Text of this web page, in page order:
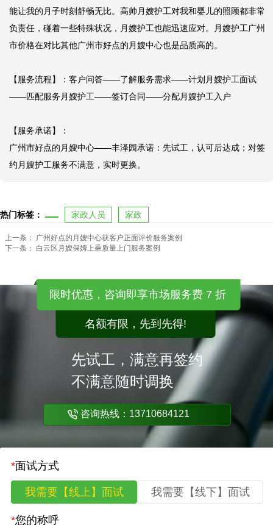
能让我的月子时刻舒畅无比。高帅月嫂护工对我和婴儿的照顾都非常
负责任，碰着一些特殊状况，月嫂护工也能迅速应对。月嫂护工广州
市价格在对比其他广州市好点的月嫂中心也是品质高的。
【服务流程】：客户问答——了解服务需求——计划月嫂护工面试
——匹配服务月嫂护工——签订合同——分配月嫂护工入户
【服务承诺】：
广州市好点的月嫂中心——丰泽园承诺：先试工，认可后达成；对签
约月嫂护工服务不满意，实时更换。
热门标签： 家政人员 家政
上一条：
广州好点的月嫂中心获客户正面评价服务案例
下一条：
白云区月嫂保姆上乘质量上门服务案例
限时优惠，咨询即享市场服务费 7 折
名额有限，先到先得!
先试工，满意再签约
不满意随时调换
咨询热线：13710684121
*面试方式
我需要【线上】面试 我需要【线下】面试
*您的称呼